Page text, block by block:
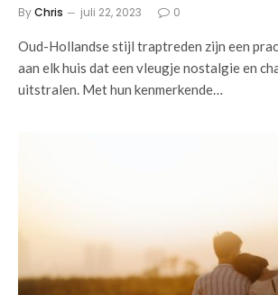
ByChris juli 22, 2023 0
Oud-Hollandse stijl traptreden zijn een
aan elk huis dat een vleugje nostalgie en
uitstralen. Met hun kenmerkende…